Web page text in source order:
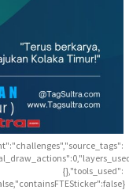
{},"tools_used":